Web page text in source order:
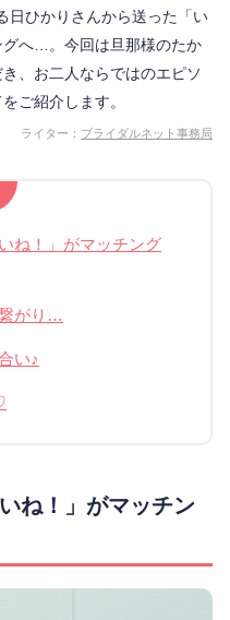
日ひかりさんから送った「い
グへ…。今回は旦那様のたか
、お二人ならではのエピソ
ご紹介します。
ライター： ブライダルネット事務局
ね！」がマッチング
がり…
い♪
ね！」がマッチン